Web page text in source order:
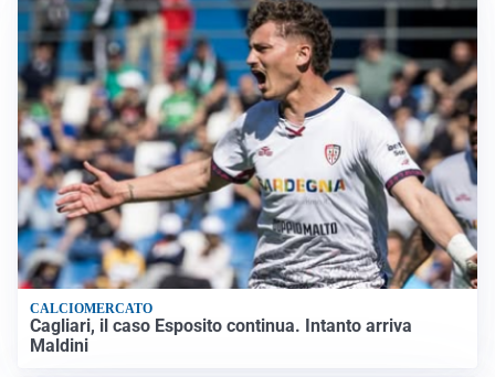
CALCIOMERCATO
Cagliari, il caso Esposito continua. Intanto arriva
Maldini